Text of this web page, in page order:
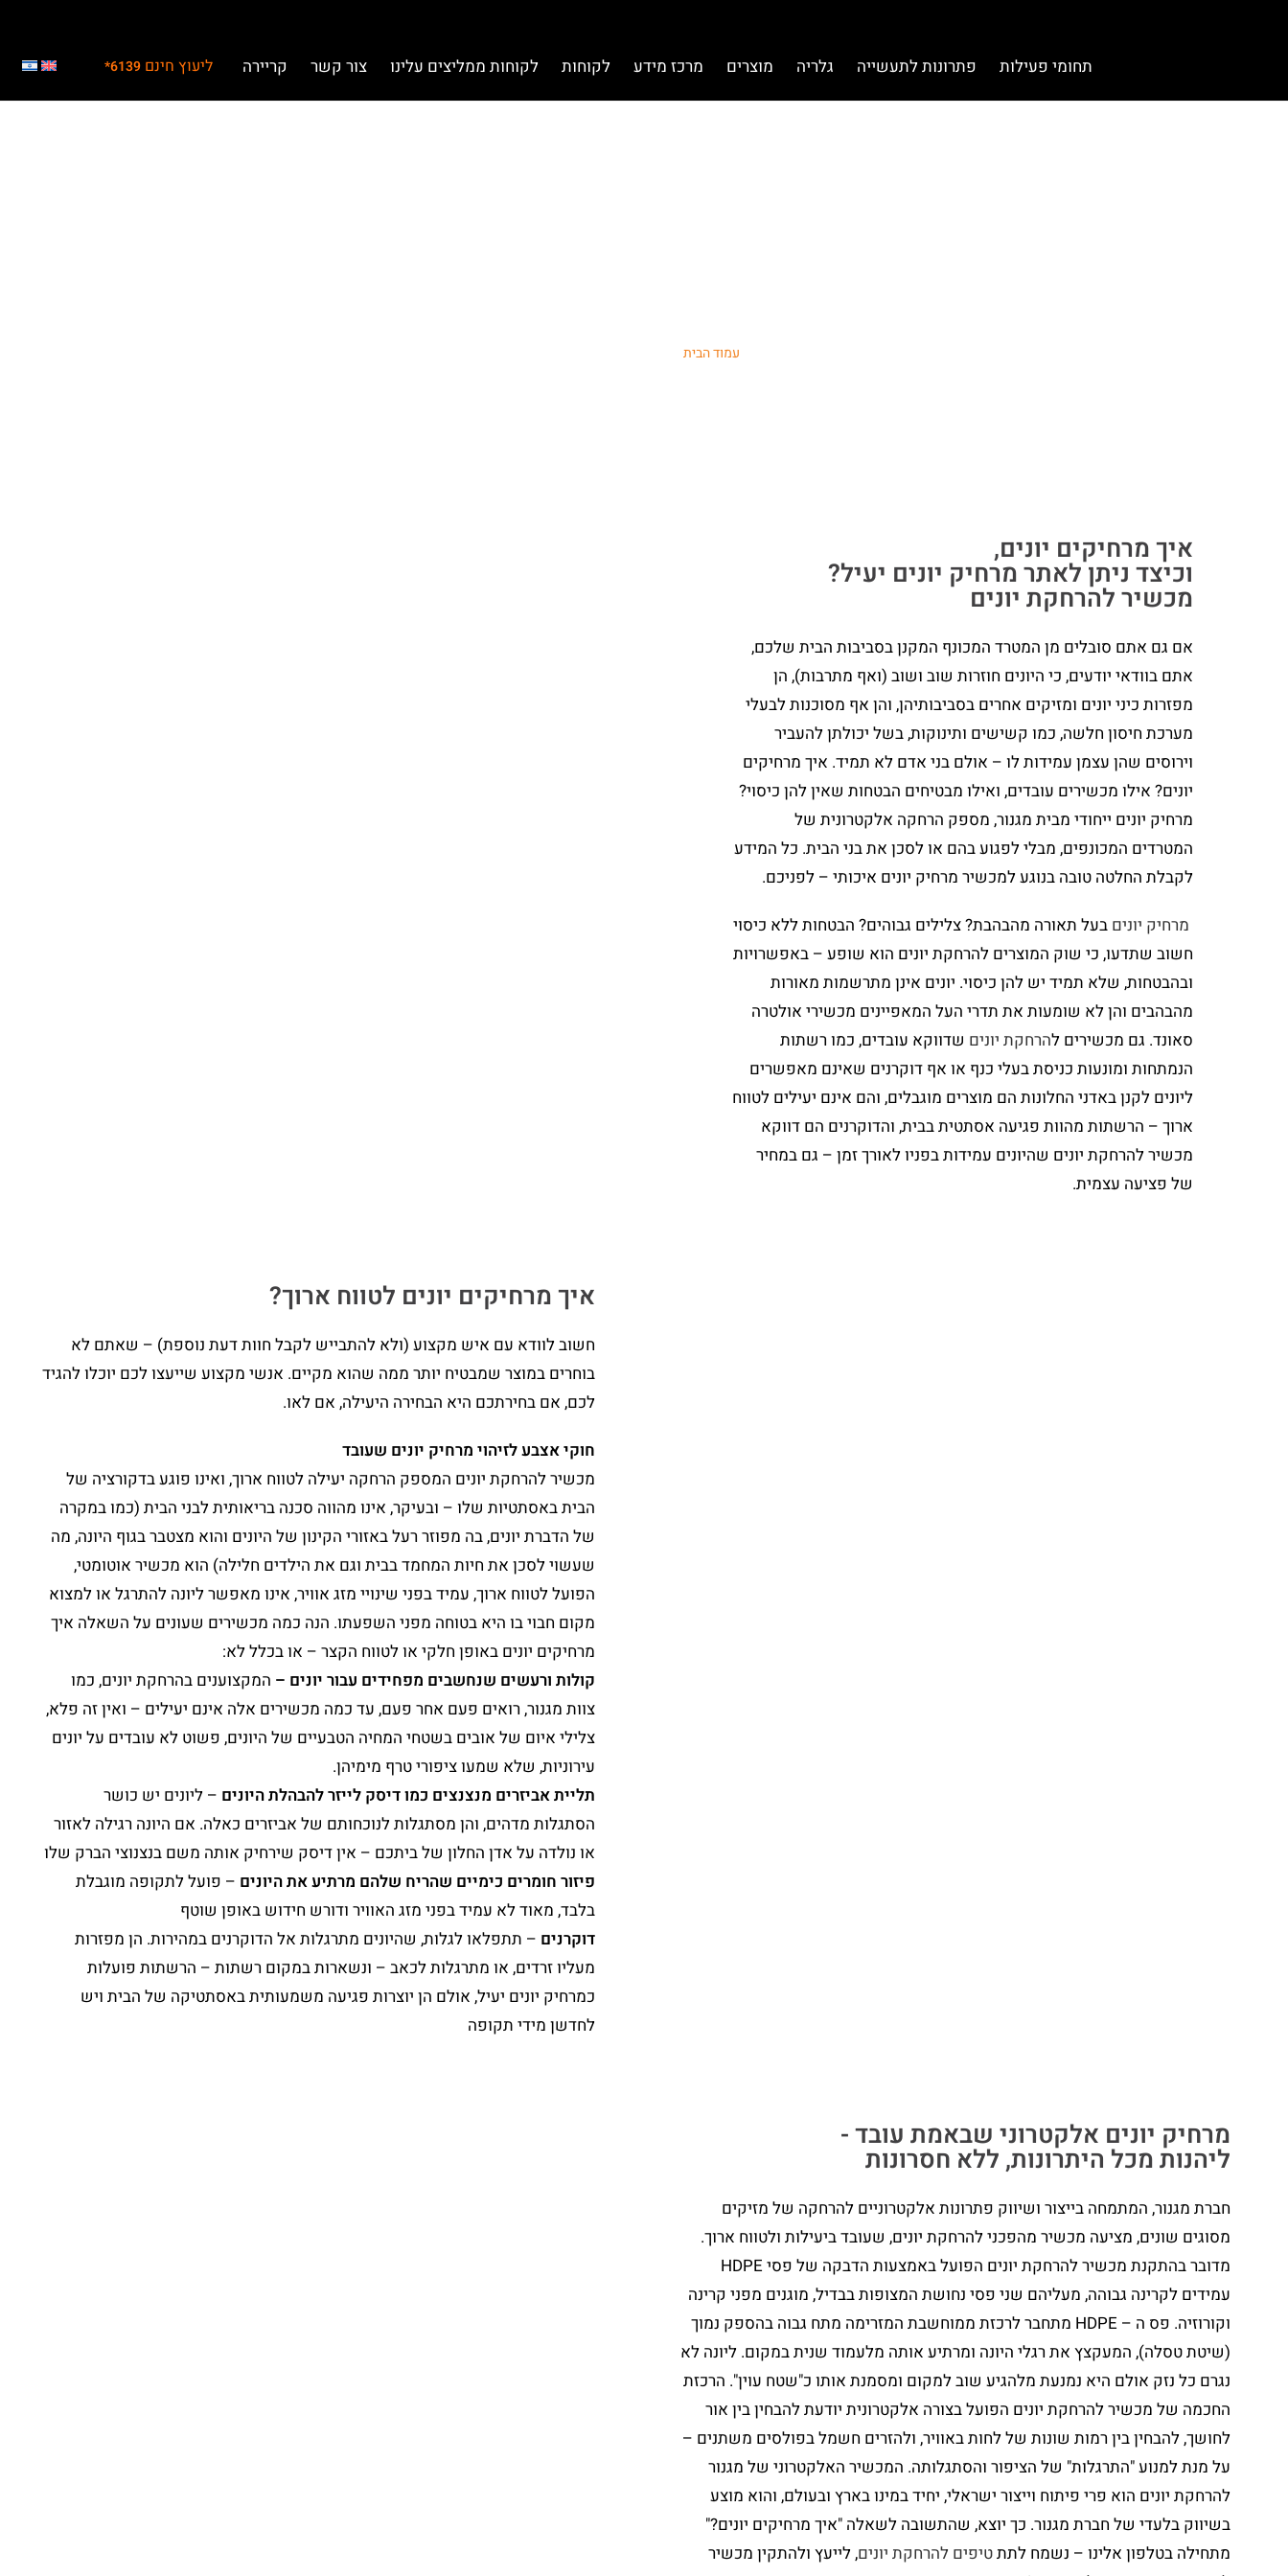
תחומי פעילות פתרונות לתעשייה גלריה מוצרים מרכז מידע לקוחות לקוחות ממליצים עלינו צור קשר קריירה ליעוץ חינם6139*
עמוד הבית
איך מרחיקים יונים,
וכיצד ניתן לאתר מרחיק יונים יעיל?
מכשיר להרחקת יונים
אם גם אתם סובלים מן המטרד המכונף המקנן בסביבות הבית שלכם,
אתם בוודאי יודעים, כי היונים חוזרות שוב ושוב (ואף מתרבות), הן
מפזרות כיני יונים ומזיקים אחרים בסביבותיהן, והן אף מסוכנות לבעלי
מערכת חיסון חלשה, כמו קשישים ותינוקות, בשל יכולתן להעביר
וירוסים שהן עצמן עמידות לו – אולם בני אדם לא תמיד. איך מרחיקים
יונים? אילו מכשירים עובדים, ואילו מבטיחים הבטחות שאין להן כיסוי?
מרחיק יונים ייחודי מבית מגנור, מספק הרחקה אלקטרונית של
המטרדים המכונפים, מבלי לפגוע בהם או לסכן את בני הבית. כל המידע
לקבלת החלטה טובה בנוגע למכשיר מרחיק יונים איכותי – לפניכם.
מרחיק יונים בעל תאורה מהבהבת? צלילים גבוהים? הבטחות ללא כיסוי
חשוב שתדעו, כי שוק המוצרים להרחקת יונים הוא שופע – באפשרויות
ובהבטחות, שלא תמיד יש להן כיסוי. יונים אינן מתרשמות מאורות
מהבהבים והן לא שומעות את תדרי העל המאפיינים מכשירי אולטרה
סאונד. גם מכשירים להרחקת יונים שדווקא עובדים, כמו רשתות
הנמתחות ומונעות כניסת בעלי כנף או אף דוקרנים שאינם מאפשרים
ליונים לקנן באדני החלונות הם מוצרים מוגבלים, והם אינם יעילים לטווח
ארוך – הרשתות מהוות פגיעה אסתטית בבית, והדוקרנים הם דווקא
מכשיר להרחקת יונים שהיונים עמידות בפניו לאורך זמן – גם במחיר
של פציעה עצמית.
איך מרחיקים יונים לטווח ארוך?
חשוב לוודא עם איש מקצוע (ולא להתבייש לקבל חוות דעת נוספת) – שאתם לא
בוחרים במוצר שמבטיח יותר ממה שהוא מקיים. אנשי מקצוע שייעצו לכם יוכלו להגיד
לכם, אם בחירתכם היא הבחירה היעילה, אם לאו.
חוקי אצבע לזיהוי מרחיק יונים שעובד
מכשיר להרחקת יונים המספק הרחקה יעילה לטווח ארוך, ואינו פוגע בדקורציה של
הבית באסתטיות שלו – ובעיקר, אינו מהווה סכנה בריאותית לבני הבית (כמו במקרה
של הדברת יונים, בה מפוזר רעל באזורי הקינון של היונים והוא מצטבר בגוף היונה, מה
שעשוי לסכן את חיות המחמד בבית וגם את הילדים חלילה) הוא מכשיר אוטומטי,
הפועל לטווח ארוך, עמיד בפני שינויי מזג אוויר, אינו מאפשר ליונה להתרגל או למצוא
מקום חבוי בו היא בטוחה מפני השפעתו. הנה כמה מכשירים שעונים על השאלה איך
מרחיקים יונים באופן חלקי או לטווח הקצר – או בכלל לא:
קולות ורעשים שנחשבים מפחידים עבור יונים – המקצוענים בהרחקת יונים, כמו
צוות מגנור, רואים פעם אחר פעם, עד כמה מכשירים אלה אינם יעילים – ואין זה פלא,
צלילי איום של אובים בשטחי המחיה הטבעיים של היונים, פשוט לא עובדים על יונים
עירוניות, שלא שמעו ציפורי טרף מימיהן.
תליית אביזרים מנצנצים כמו דיסק לייזר להבהלת היונים – ליונים יש כושר
הסתגלות מדהים, והן מסתגלות לנוכחותם של אביזרים כאלה. אם היונה רגילה לאזור
או נולדה על אדן החלון של ביתכם – אין דיסק שירחיק אותה משם בנצנוצי הברק שלו
פיזור חומרים כימיים שהריח שלהם מרתיע את היונים – פועל לתקופה מוגבלת
בלבד, מאוד לא עמיד בפני מזג האוויר ודורש חידוש באופן שוטף
דוקרנים – תתפלאו לגלות, שהיונים מתרגלות אל הדוקרנים במהירות. הן מפזרות
מעליו זרדים, או מתרגלות לכאב – ונשארות במקום רשתות – הרשתות פועלות
כמרחיק יונים יעיל, אולם הן יוצרות פגיעה משמעותית באסתטיקה של הבית ויש
לחדשן מידי תקופה
מרחיק יונים אלקטרוני שבאמת עובד -
ליהנות מכל היתרונות, ללא חסרונות
חברת מגנור, המתמחה בייצור ושיווק פתרונות אלקטרוניים להרחקה של מזיקים
מסוגים שונים, מציעה מכשיר מהפכני להרחקת יונים, שעובד ביעילות ולטווח ארוך.
מדובר בהתקנת מכשיר להרחקת יונים הפועל באמצעות הדבקה של פסי HDPE
עמידים לקרינה גבוהה, מעליהם שני פסי נחושת המצופות בבדיל, מוגנים מפני קרינה
וקורוזיה. פס ה – HDPE מתחבר לרכזת ממוחשבת המזרימה מתח גבוה בהספק נמוך
(שיטת טסלה), המעקצץ את רגלי היונה ומרתיע אותה מלעמוד שנית במקום. ליונה לא
נגרם כל נזק אולם היא נמנעת מלהגיע שוב למקום ומסמנת אותו כ"שטח עוין". הרכזת
החכמה של מכשיר להרחקת יונים הפועל בצורה אלקטרונית יודעת להבחין בין אור
לחושך, להבחין בין רמות שונות של לחות באוויר, ולהזרים חשמל בפולסים משתנים –
על מנת למנוע "התרגלות" של הציפור והסתגלותה. המכשיר האלקטרוני של מגנור
להרחקת יונים הוא פרי פיתוח וייצור ישראלי, יחיד במינו בארץ ובעולם, והוא מוצע
בשיווק בלעדי של חברת מגנור. כך יוצא, שהתשובה לשאלה "איך מרחיקים יונים?"
מתחילה בטלפון אלינו – נשמח לתתטיפים להרחקת יונים, לייעץ ולהתקין מכשיר